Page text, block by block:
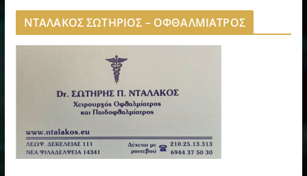
ΝΤΑΛΑΚΟΣ ΣΩΤΗΡΙΟΣ – ΟΦΘΑΛΜΙΑΤΡΟΣ